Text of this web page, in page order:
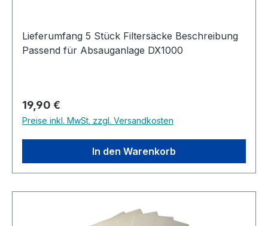
Lieferumfang 5 Stück Filtersäcke Beschreibung
Passend für Absauganlage DX1000
Regulärer Preis:
19,90 €
Preise inkl. MwSt. zzgl. Versandkosten
In den Warenkorb